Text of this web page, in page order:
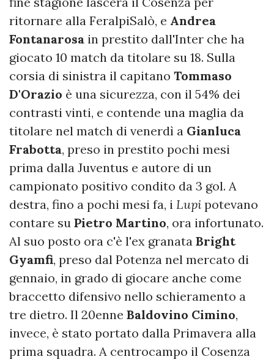
ritornare alla FeralpiSalò, e Andrea
Fontanarosa in prestito dall'Inter che ha
giocato 10 match da titolare su 18. Sulla
corsia di sinistra il capitano Tommaso
D'Orazio è una sicurezza, con il 54% dei
contrasti vinti, e contende una maglia da
titolare nel match di venerdì a Gianluca
Frabotta, preso in prestito pochi mesi
prima dalla Juventus e autore di un
campionato positivo condito da 3 gol. A
destra, fino a pochi mesi fa, i Lupi potevano
contare su Pietro Martino, ora infortunato.
Al suo posto ora c'è l'ex granata Bright
Gyamfi, preso dal Potenza nel mercato di
gennaio, in grado di giocare anche come
braccetto difensivo nello schieramento a
tre dietro. Il 20enne Baldovino Cimino,
invece, è stato portato dalla Primavera alla
prima squadra. A centrocampo il Cosenza